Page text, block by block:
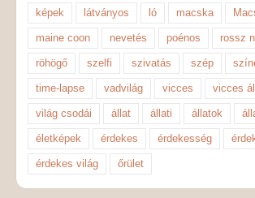
képek látványos ló macska
maine coon nevetés poénos rossz
röhögő szelfi szivatás szép
time-lapse vadvilág vicces vicces
világ csodái állat állati állatok
életképek érdekes érdekesség
érdekes világ őrület